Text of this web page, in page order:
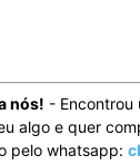
nós! - Encontrou
algo e quer
pelo whatsapp: